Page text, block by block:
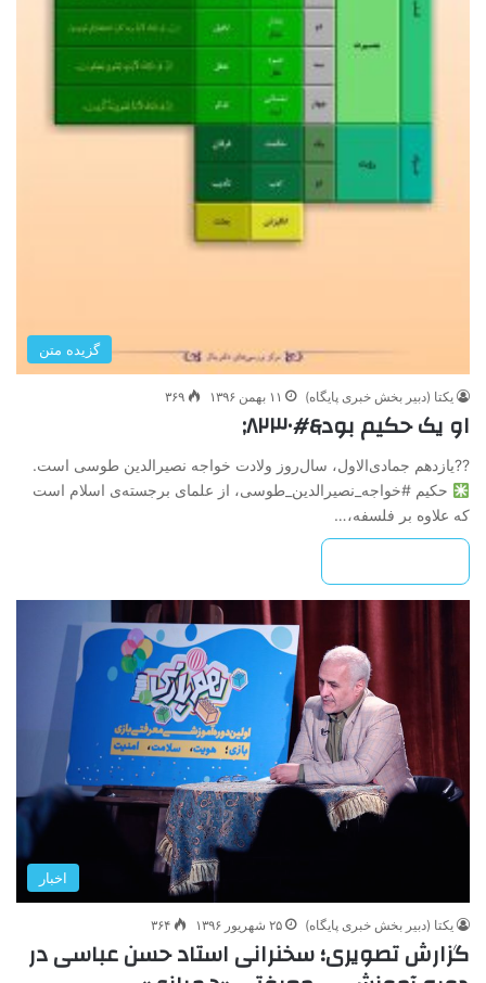
گزیده متن
یکتا (دبیر بخش خبری پایگاه) ۱۱ بهمن ۱۳۹۶ ۳۶۹
او یک حکیم بود&#۸۲۳۰;
??یازدهم جمادی‌الاول، سال‌روز ولادت خواجه نصیرالدین طوسی است.
حکیم #خواجه_نصیرالدین_طوسی، از علمای برجسته‌ی اسلام است
که علاوه بر فلسفه،…
اخبار
یکتا (دبیر بخش خبری پایگاه) ۲۵ شهریور ۱۳۹۶ ۳۶۴
گزارش تصویری؛ سخنرانی استاد حسن عباسی در